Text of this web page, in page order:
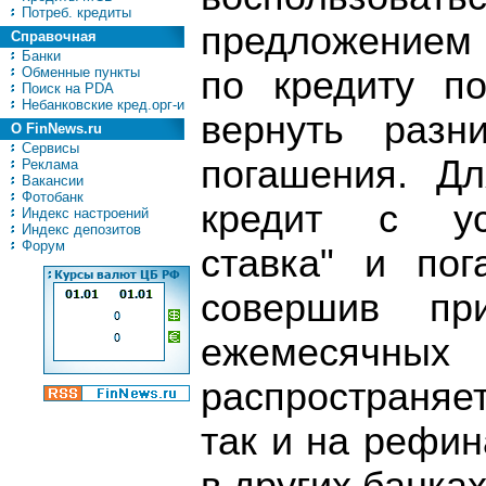
Потреб. кредиты
Справочная
Банки
Обменные пункты
Поиск на PDA
Небанковские кред.орг-и
О FinNews.ru
Сервисы
Реклама
Вакансии
Фотобанк
Индекс настроений
Индекс депозитов
Форум
по кредиту
вернуть
погашения.
кредит с
ставка" и
совершив
так и на